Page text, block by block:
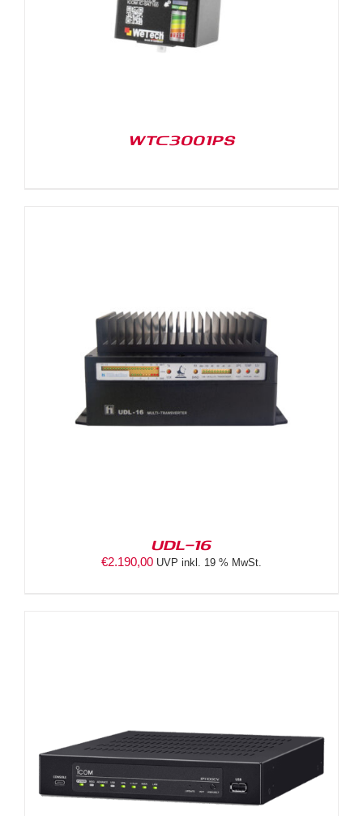
WTC3001PS
UDL-16
€2.190,00 UVP inkl. 19 % MwSt.